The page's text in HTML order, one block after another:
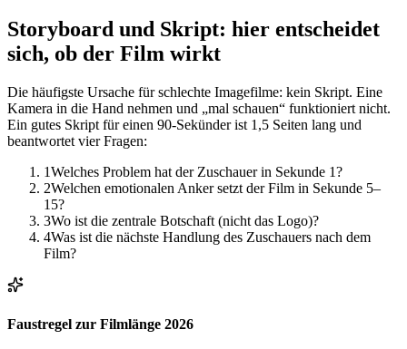
Storyboard und Skript: hier entscheidet
sich, ob der Film wirkt
Die häufigste Ursache für schlechte Imagefilme: kein Skript. Eine
Kamera in die Hand nehmen und „mal schauen“ funktioniert nicht.
Ein gutes Skript für einen 90-Sekünder ist 1,5 Seiten lang und
beantwortet vier Fragen:
1Welches Problem hat der Zuschauer in Sekunde 1?
2Welchen emotionalen Anker setzt der Film in Sekunde 5–
15?
3Wo ist die zentrale Botschaft (nicht das Logo)?
4Was ist die nächste Handlung des Zuschauers nach dem
Film?
Faustregel zur Filmlänge 2026